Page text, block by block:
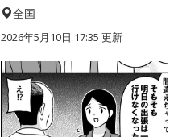
全国
2026年5月10日 17:35 更新